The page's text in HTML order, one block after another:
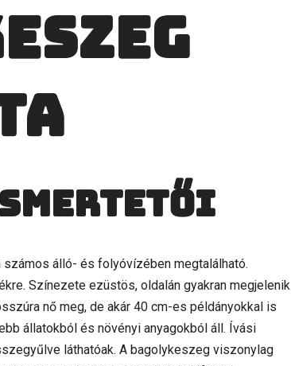
álló- és folyóvízében megtalálható.
Színezete ezüstös, oldalán gyakran megjelenik
nő meg, de akár 40 cm-es példányokkal is
állatokból és növényi anyagokból áll. Ívási
láthatóak. A bagolykeszeg viszonylag